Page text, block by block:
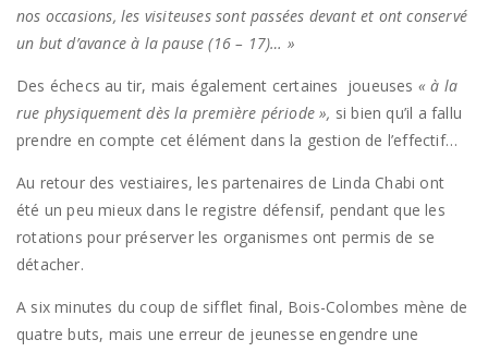
nos occasions, les visiteuses sont passées devant et ont conservé
un but d’avance à la pause (16 – 17)… »
Des échecs au tir, mais également certaines joueuses « à la
rue physiquement dès la première période », si bien qu’il a fallu
prendre en compte cet élément dans la gestion de l’effectif…
Au retour des vestiaires, les partenaires de Linda Chabi ont
été un peu mieux dans le registre défensif, pendant que les
rotations pour préserver les organismes ont permis de se
détacher.
A six minutes du coup de sifflet final, Bois-Colombes mène de
quatre buts, mais une erreur de jeunesse engendre une